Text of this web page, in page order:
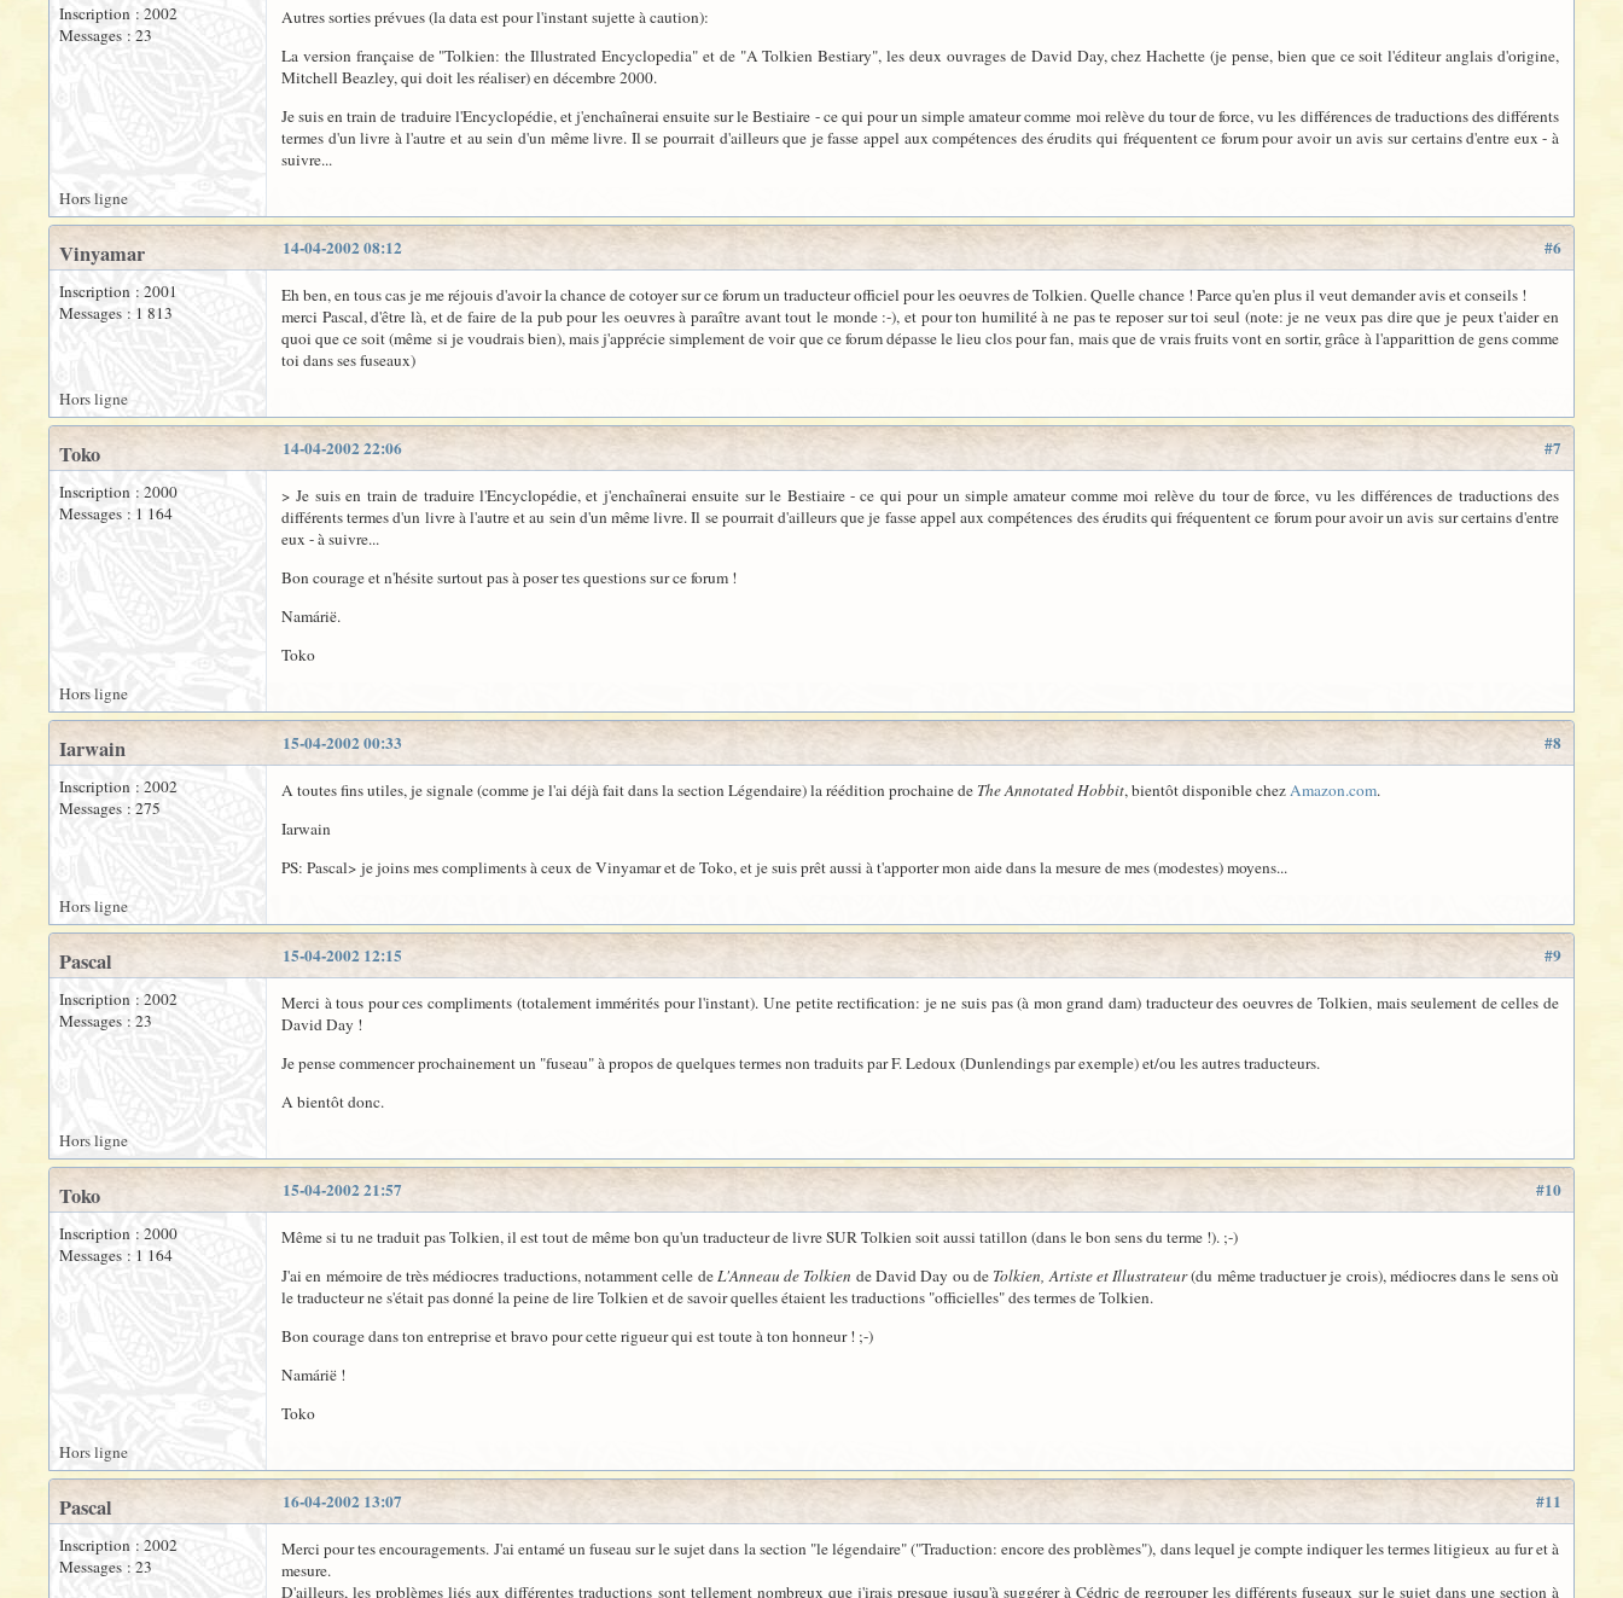
Inscription : 2002
Messages : 23
Autres sorties prévues (la data est pour l'instant sujette à caution):
La version française de "Tolkien: the Illustrated Encyclopedia" et de "A Tolkien Bestiary", les deux ouvrages de David Day, chez Hachette (je pense, bien que ce soit l'éditeur anglais d'origine,
Mitchell Beazley, qui doit les réaliser) en décembre 2000.
Je suis en train de traduire l'Encyclopédie, et j'enchaînerai ensuite sur le Bestiaire - ce qui pour un simple amateur comme moi relève du tour de force, vu les différences de traductions des différents
termes d'un livre à l'autre et au sein d'un même livre. Il se pourrait d'ailleurs que je fasse appel aux compétences des érudits qui fréquentent ce forum pour avoir un avis sur certains d'entre eux - à
suivre...
Hors ligne
#6
14-04-2002 08:12
Vinyamar
Inscription : 2001
Messages : 1 813
Eh ben, en tous cas je me réjouis d'avoir la chance de cotoyer sur ce forum un traducteur officiel pour les oeuvres de Tolkien. Quelle chance ! Parce qu'en plus il veut demander avis et conseils !
merci Pascal, d'être là, et de faire de la pub pour les oeuvres à paraître avant tout le monde :-), et pour ton humilité à ne pas te reposer sur toi seul (note: je ne veux pas dire que je peux t'aider en
quoi que ce soit (même si je voudrais bien), mais j'apprécie simplement de voir que ce forum dépasse le lieu clos pour fan, mais que de vrais fruits vont en sortir, grâce à l'apparittion de gens comme
toi dans ses fuseaux)
Hors ligne
#7
14-04-2002 22:06
Toko
Inscription : 2000
Messages : 1 164
> Je suis en train de traduire l'Encyclopédie, et j'enchaînerai ensuite sur le Bestiaire - ce qui pour un simple amateur comme moi relève du tour de force, vu les différences de traductions des
différents termes d'un livre à l'autre et au sein d'un même livre. Il se pourrait d'ailleurs que je fasse appel aux compétences des érudits qui fréquentent ce forum pour avoir un avis sur certains d'entre
eux - à suivre...
Bon courage et n'hésite surtout pas à poser tes questions sur ce forum !
Namárië.
Toko
Hors ligne
#8
15-04-2002 00:33
Iarwain
Inscription : 2002
Messages : 275
A toutes fins utiles, je signale (comme je l'ai déjà fait dans la section Légendaire) la réédition prochaine de The Annotated Hobbit, bientôt disponible chezAmazon.com.
Iarwain
PS: Pascal> je joins mes compliments à ceux de Vinyamar et de Toko, et je suis prêt aussi à t'apporter mon aide dans la mesure de mes (modestes) moyens...
Hors ligne
#9
15-04-2002 12:15
Pascal
Inscription : 2002
Messages : 23
Merci à tous pour ces compliments (totalement immérités pour l'instant). Une petite rectification: je ne suis pas (à mon grand dam) traducteur des oeuvres de Tolkien, mais seulement de celles de
David Day !
Je pense commencer prochainement un "fuseau" à propos de quelques termes non traduits par F. Ledoux (Dunlendings par exemple) et/ou les autres traducteurs.
A bientôt donc.
Hors ligne
#10
15-04-2002 21:57
Toko
Inscription : 2000
Messages : 1 164
Même si tu ne traduit pas Tolkien, il est tout de même bon qu'un traducteur de livre SUR Tolkien soit aussi tatillon (dans le bon sens du terme !). ;-)
J'ai en mémoire de très médiocres traductions, notamment celle deL'Anneau de Tolkien de David Day ou de Tolkien, Artiste et Illustrateur(du même traductuer je crois), médiocres dans le sens où
le traducteur ne s'était pas donné la peine de lire Tolkien et de savoir quelles étaient les traductions "officielles" des termes de Tolkien.
Bon courage dans ton entreprise et bravo pour cette rigueur qui est toute à ton honneur ! ;-)
Namárië !
Toko
Hors ligne
#11
16-04-2002 13:07
Pascal
Inscription : 2002
Messages : 23
Merci pour tes encouragements. J'ai entamé un fuseau sur le sujet dans la section "le légendaire" ("Traduction: encore des problèmes"), dans lequel je compte indiquer les termes litigieux au fur et à
mesure.
D'ailleurs, les problèmes liés aux différentes traductions sont tellement nombreux que j'irais presque jusqu'à suggérer à Cédric de regrouper les différents fuseaux sur le sujet dans une section à